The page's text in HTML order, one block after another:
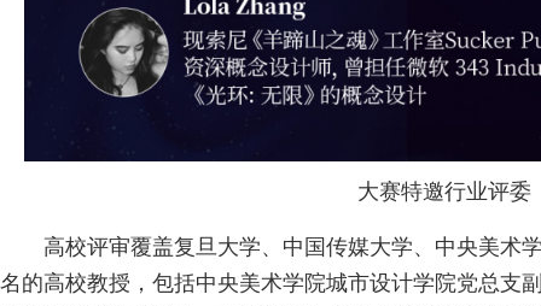
大赛特邀行业评委
高校评审覆盖复旦大学、中国传媒大学、中央美术
名的高校教授，包括中央美术学院城市设计学院党总支